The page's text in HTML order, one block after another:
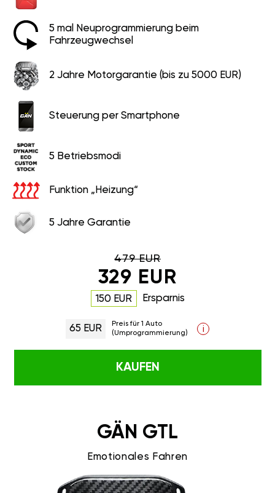
5 mal Neuprogrammierung beim
Fahrzeugwechsel
2 Jahre Motorgarantie (bis zu 5000 EUR)
Steuerung per Smartphone
5 Betriebsmodi
Funktion „Heizung“
5 Jahre Garantie
479 EUR
329 EUR
150 EUR Ersparnis
65 EUR
Preis für 1 Auto
(Umprogrammierung)
i
KAUFEN
GÄN GTL
Emotionales Fahren